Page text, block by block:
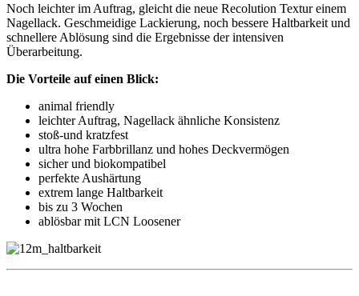
Noch leichter im Auftrag, gleicht die neue Recolution Textur einem
Nagellack. Geschmeidige Lackierung, noch bessere Haltbarkeit und
schnellere Ablösung sind die Ergebnisse der intensiven
Überarbeitung.
Die Vorteile auf einen Blick:
animal friendly
leichter Auftrag, Nagellack ähnliche Konsistenz
stoß-und kratzfest
ultra hohe Farbbrillanz und hohes Deckvermögen
sicher und biokompatibel
perfekte Aushärtung
extrem lange Haltbarkeit
bis zu 3 Wochen
ablösbar mit LCN Loosener